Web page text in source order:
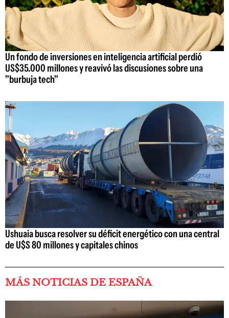
Un fondo de inversiones en inteligencia artificial perdió
US$35.000 millones y reavivó las discusiones sobre una
"burbuja tech"
Ushuaia busca resolver su déficit energético con una central
de U$S 80 millones y capitales chinos
MÁS NOTICIAS DE ESPAÑA